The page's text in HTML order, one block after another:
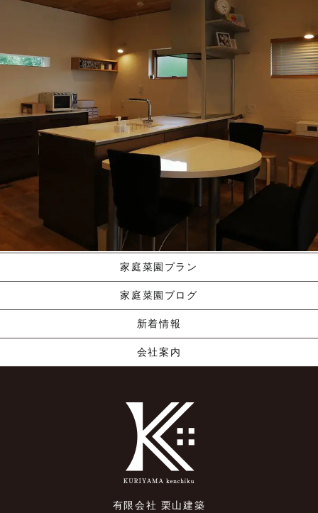
資料請求する
くりやま建築のこだわり
家庭菜園プラン
家庭菜園ブログ
新着情報
会社案内
有限会社 栗山建築